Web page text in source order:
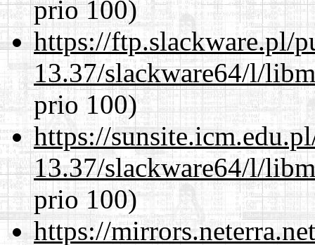
prio 100)
https://ftp.slackware.pl/
13.37/slackware64/l/
prio 100)
https://
13.37/slackware64/l/
prio 100)
https://